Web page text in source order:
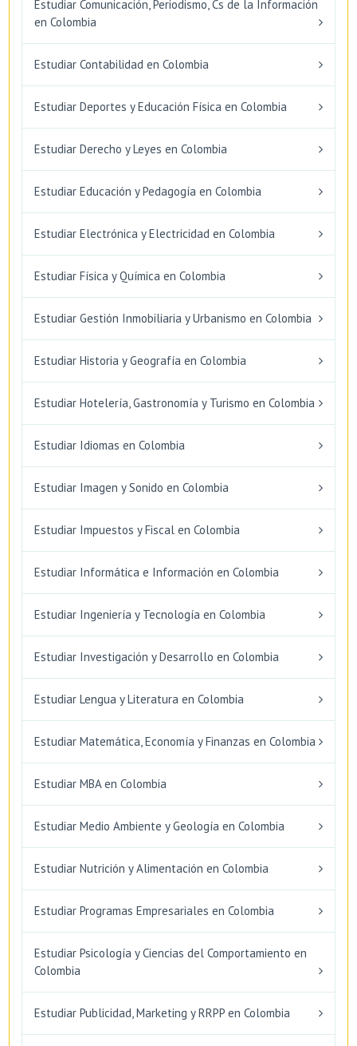
Estudiar Comunicación, Periodismo, Cs de la Información
en Colombia
Estudiar Contabilidad en Colombia
Estudiar Deportes y Educación Física en Colombia
Estudiar Derecho y Leyes en Colombia
Estudiar Educación y Pedagogía en Colombia
Estudiar Electrónica y Electricidad en Colombia
Estudiar Física y Química en Colombia
Estudiar Gestión Inmobiliaria y Urbanismo en Colombia
Estudiar Historia y Geografía en Colombia
Estudiar Hotelería, Gastronomía y Turismo en Colombia
Estudiar Idiomas en Colombia
Estudiar Imagen y Sonido en Colombia
Estudiar Impuestos y Fiscal en Colombia
Estudiar Informática e Información en Colombia
Estudiar Ingeniería y Tecnología en Colombia
Estudiar Investigación y Desarrollo en Colombia
Estudiar Lengua y Literatura en Colombia
Estudiar Matemática, Economía y Finanzas en Colombia
Estudiar MBA en Colombia
Estudiar Medio Ambiente y Geología en Colombia
Estudiar Nutrición y Alimentación en Colombia
Estudiar Programas Empresariales en Colombia
Estudiar Psicología y Ciencias del Comportamiento en
Colombia
Estudiar Publicidad, Marketing y RRPP en Colombia